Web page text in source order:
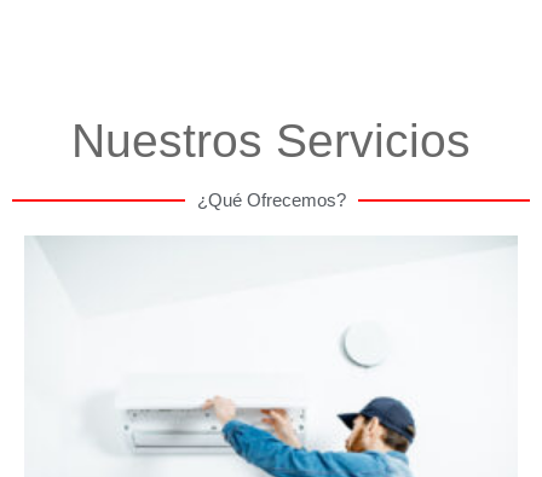
Nuestros Servicios
¿Qué Ofrecemos?